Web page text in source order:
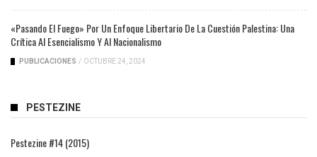
«Pasando El Fuego» Por Un Enfoque Libertario De La Cuestión Palestina: Una
Crítica Al Esencialismo Y Al Nacionalismo
PUBLICACIONES / OCTUBRE 24, 2024
PESTEZINE
Pestezine #14 (2015)